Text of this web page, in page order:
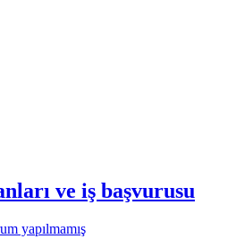
ve iş başvurusu
yapılmamış